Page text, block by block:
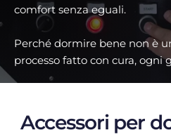
comfort senza eguali.
Perché dormire bene non è
processo fatto con cura, ogni
Accessori per